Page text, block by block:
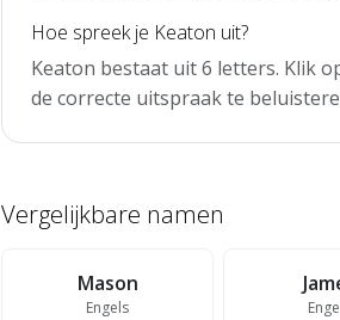
Hoe spreek je Keaton uit?
Keaton bestaat uit 6 letters. Klik
de correcte uitspraak te
Vergelijkbare namen
Mason
Engels